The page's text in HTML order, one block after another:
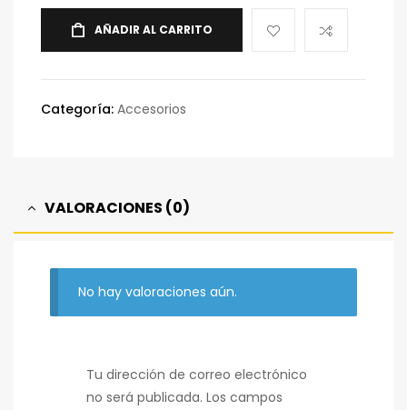
AÑADIR AL CARRITO
Categoría: Accesorios
VALORACIONES (0)
No hay valoraciones aún.
Tu dirección de correo electrónico
no será publicada. Los campos